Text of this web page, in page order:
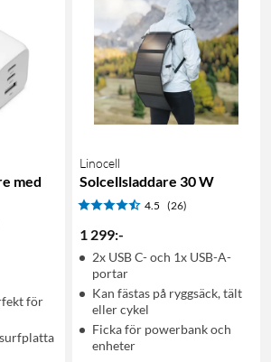
med
för
Linocell
Solcellsladdare 30 W
4.5 (26)
1 299:-
2x USB C- och 1x USB-A-
portar
Kan fästas på ryggsäck, tält
eller cykel
Ficka för powerbank och
enheter